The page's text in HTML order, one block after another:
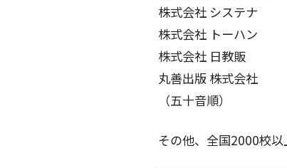
株式会社 システナ
株式会社 トーハン
株式会社 日教販
丸善出版 株式会社
（五十音順）
その他、全国2000校